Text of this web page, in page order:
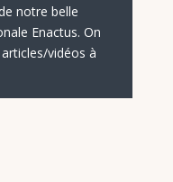
notre belle
Enactus. On
vidéos à